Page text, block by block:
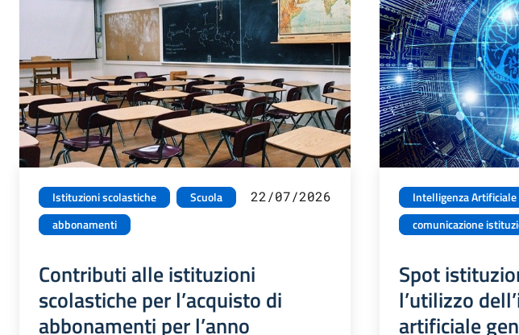
Istituzioni scolastiche
Scuola
abbonamenti
22/07/2026
Contributi alle istituzioni
scolastiche per l’acquisto di
abbonamenti per l’anno
Intelligenza Artificiale
comunicazione
Spot
l’utilizzo
artificiale